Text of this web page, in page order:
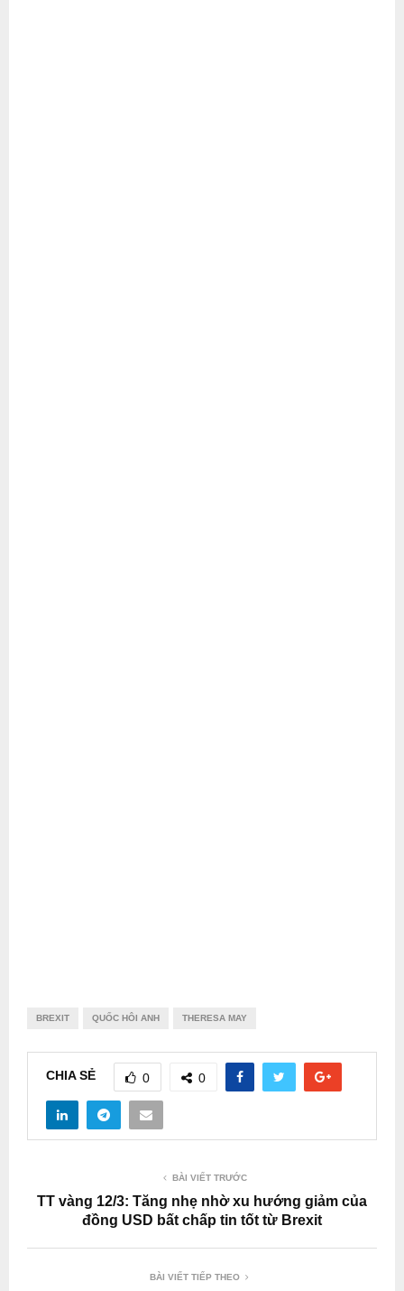
BREXIT QUỐC HÔI ANH THERESA MAY
CHIA SẺ 0 0
BÀI VIẾT TRƯỚC
TT vàng 12/3: Tăng nhẹ nhờ xu hướng giảm của
đồng USD bất chấp tin tốt từ Brexit
BÀI VIẾT TIẾP THEO